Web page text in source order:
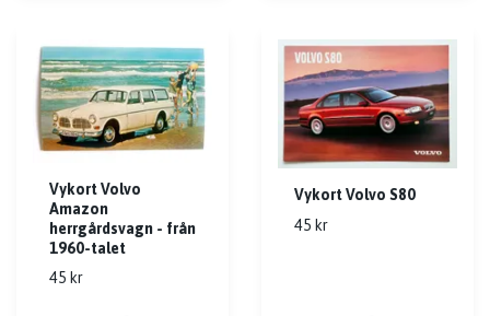
Vykort Volvo
Amazon
herrgårdsvagn - från
1960-talet
45 kr
Vykort Volvo S80
45 kr